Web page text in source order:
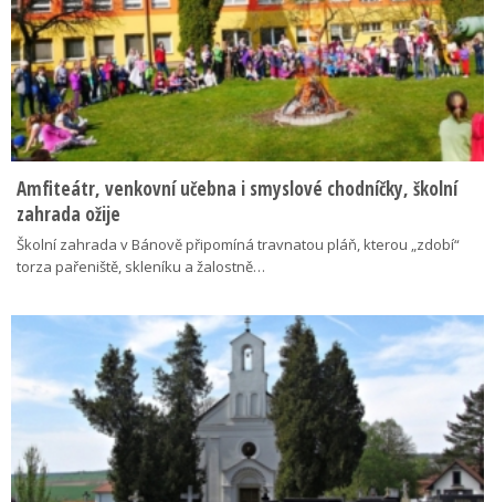
Amfiteátr, venkovní učebna i smyslové chodníčky, školní
zahrada ožije
Školní zahrada v Bánově připomíná travnatou pláň, kterou „zdobí“
torza pařeniště, skleníku a žalostně…